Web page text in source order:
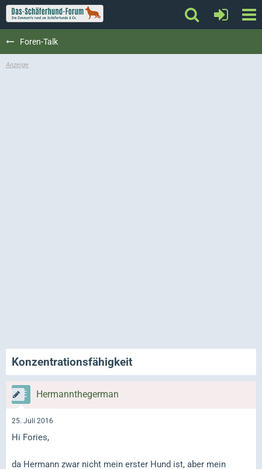
Foren-Talk
Konzentrationsfähigkeit
Hermannthegerman
25. Juli 2016
Hi Fories,
da Hermann zwar nicht mein erster Hund ist, aber mein